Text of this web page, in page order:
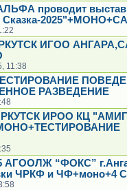
АЛЬФА проводит
ИГОО
11:38
РАЗВЕДЕНИЕ
ИРОО КЦ
АГООЛЖ “ФОКС”
ЧРКФ и ЧФ+моно+4